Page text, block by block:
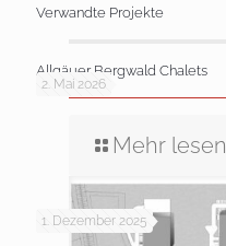
Verwandte Projekte
2. Mai 2026
Allgäuer Bergwald Chalets
Mehr lesen
1. Dezember 2025